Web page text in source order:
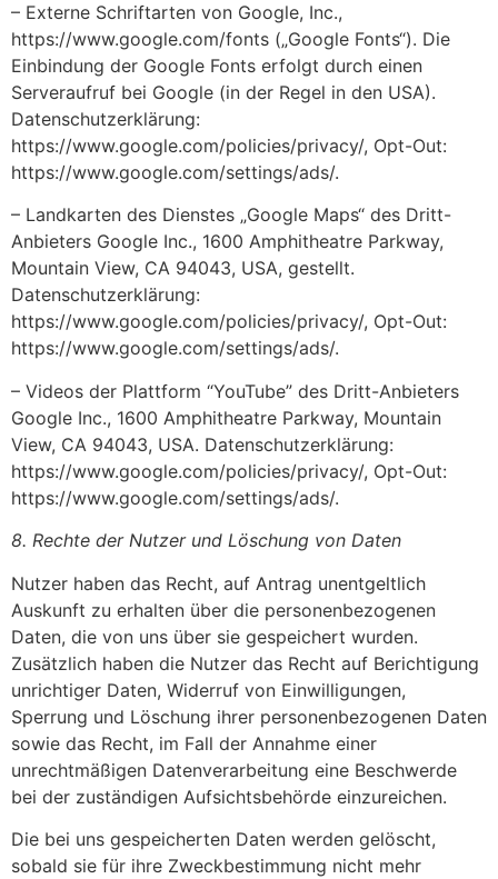
– Externe Schriftarten von Google, Inc.,
https://www.google.com/fonts („Google Fonts“). Die
Einbindung der Google Fonts erfolgt durch einen
Serveraufruf bei Google (in der Regel in den USA).
Datenschutzerklärung:
https://www.google.com/policies/privacy/, Opt-Out:
https://www.google.com/settings/ads/.
– Landkarten des Dienstes „Google Maps“ des Dritt-
Anbieters Google Inc., 1600 Amphitheatre Parkway,
Mountain View, CA 94043, USA, gestellt.
Datenschutzerklärung:
https://www.google.com/policies/privacy/, Opt-Out:
https://www.google.com/settings/ads/.
– Videos der Plattform “YouTube” des Dritt-Anbieters
Google Inc., 1600 Amphitheatre Parkway, Mountain
View, CA 94043, USA. Datenschutzerklärung:
https://www.google.com/policies/privacy/, Opt-Out:
https://www.google.com/settings/ads/.
8. Rechte der Nutzer und Löschung von Daten
Nutzer haben das Recht, auf Antrag unentgeltlich
Auskunft zu erhalten über die personenbezogenen
Daten, die von uns über sie gespeichert wurden.
Zusätzlich haben die Nutzer das Recht auf Berichtigung
unrichtiger Daten, Widerruf von Einwilligungen,
Sperrung und Löschung ihrer personenbezogenen Daten
sowie das Recht, im Fall der Annahme einer
unrechtmäßigen Datenverarbeitung eine Beschwerde
bei der zuständigen Aufsichtsbehörde einzureichen.
Die bei uns gespeicherten Daten werden gelöscht,
sobald sie für ihre Zweckbestimmung nicht mehr